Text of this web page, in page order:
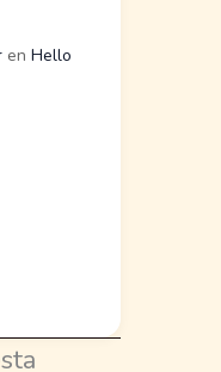
en Hello